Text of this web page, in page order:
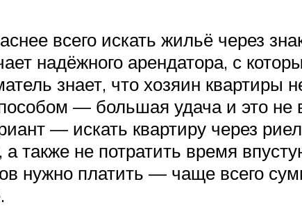
всего искать жильё через
надёжного арендатора, с
знает, что хозяин
— большая удача и это не
— искать квартиру через
также не потратить время
нужно платить — чаще всего